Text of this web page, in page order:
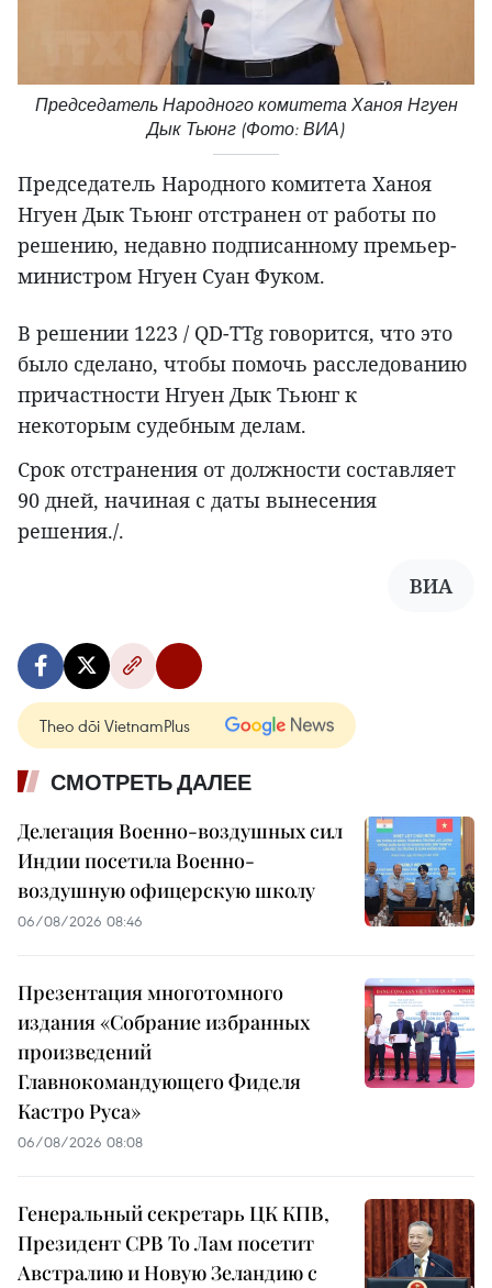
Председатель Народного комитета Ханоя Нгуен
Дык Тьюнг (Фото: ВИА)
Председатель Народного комитета Ханоя
Нгуен Дык Тьюнг отстранен от работы по
решению, недавно подписанному премьер-
министром Нгуен Суан Фуком.
В решении 1223 / QD-TTg говорится, что это
было сделано, чтобы помочь расследованию
причастности Нгуен Дык Тьюнг к
некоторым судебным делам.
Срок отстранения от должности составляет
90 дней, начиная с даты вынесения
решения./.
ВИА
Theo dõi VietnamPlus
СМОТРЕТЬ ДАЛЕЕ
Делегация Военно-воздушных сил
Индии посетила Военно-
воздушную офицерскую школу
06/08/2026 08:46
Презентация многотомного
издания «Собрание избранных
произведений
Главнокомандующего Фиделя
Кастро Руса»
06/08/2026 08:08
Генеральный секретарь ЦК КПВ,
Президент СРВ То Лам посетит
Австралию и Новую Зеландию с